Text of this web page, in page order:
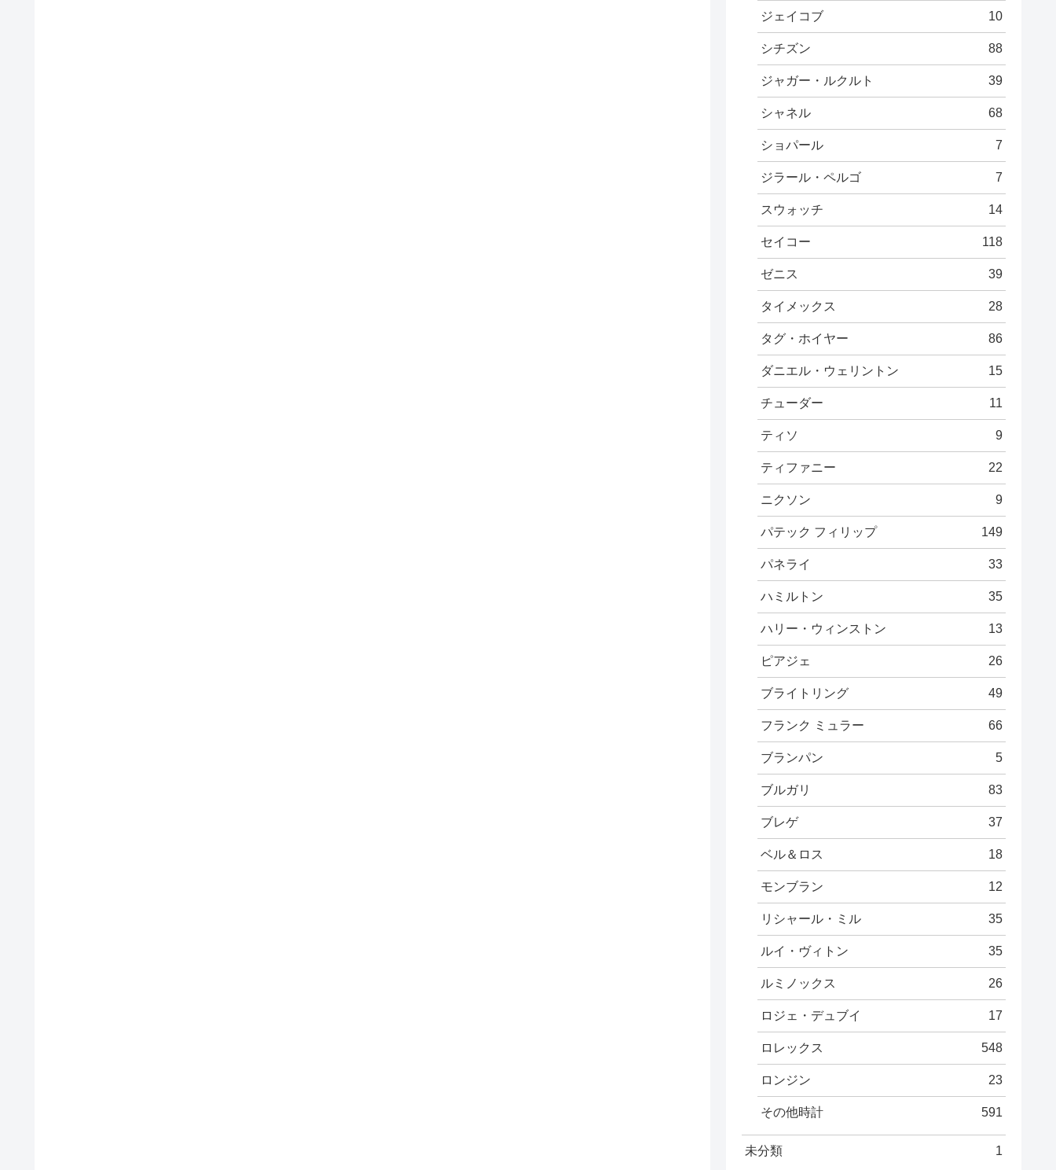
ジェイコブ 10
シチズン 88
ジャガー・ルクルト 39
シャネル 68
ショパール 7
ジラール・ペルゴ 7
スウォッチ 14
セイコー 118
ゼニス 39
タイメックス 28
タグ・ホイヤー 86
ダニエル・ウェリントン 15
チューダー 11
ティソ 9
ティファニー 22
ニクソン 9
パテック フィリップ 149
パネライ 33
ハミルトン 35
ハリー・ウィンストン 13
ピアジェ 26
ブライトリング 49
フランク ミュラー 66
ブランパン 5
ブルガリ 83
ブレゲ 37
ベル＆ロス 18
モンブラン 12
リシャール・ミル 35
ルイ・ヴィトン 35
ルミノックス 26
ロジェ・デュブイ 17
ロレックス 548
ロンジン 23
その他時計 591
未分類 1